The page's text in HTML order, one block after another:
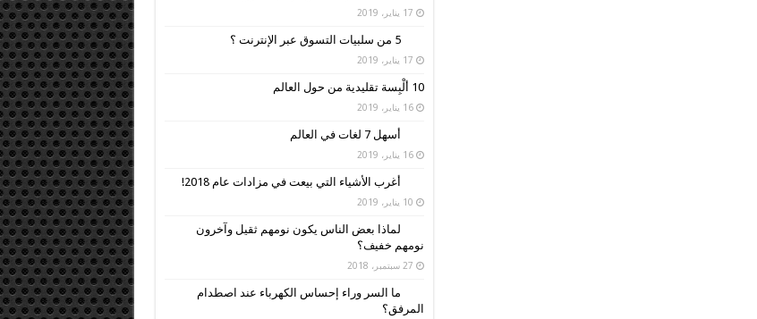
17 يناير، 2019
5 من سلبيات التسوق عبر الإنترنت ؟
17 يناير، 2019
10 ألْبِسة تقليدية من حول العالم
16 يناير، 2019
أسهل 7 لغات في العالم
16 يناير، 2019
أغرب الأشياء التي بيعت في مزادات عام 2018!
10 يناير، 2019
لماذا بعض الناس يكون نومهم ثقيل وآخرون
نومهم خفيف؟
27 سبتمبر، 2018
ما السر وراء إحساس الكهرباء عند اصطدام
المرفق؟